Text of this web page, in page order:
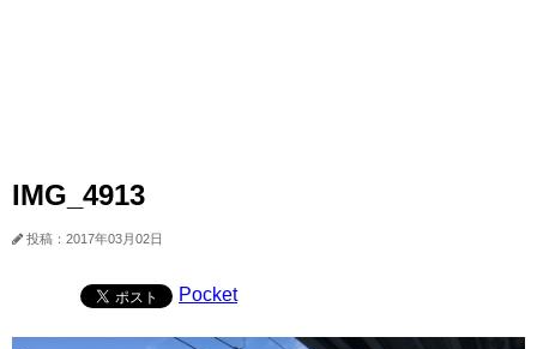
IMG_4913
投稿：2017年03月02日
Pocket